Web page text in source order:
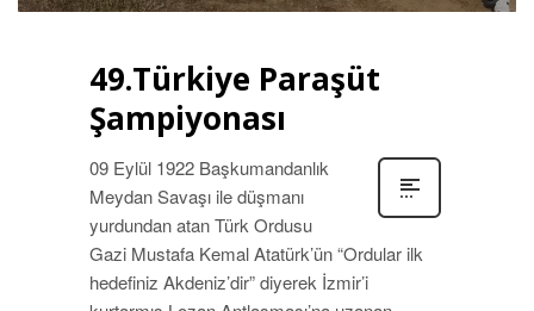
49.Türkiye Paraşüt
Şampiyonası
09 Eylül 1922 Başkumandanlık
Meydan Savaşı ile düşmanı
yurdundan atan Türk Ordusu
Gazi Mustafa Kemal Atatürk’ün “Ordular ilk
hedefiniz Akdeniz’dir” diyerek İzmir’i